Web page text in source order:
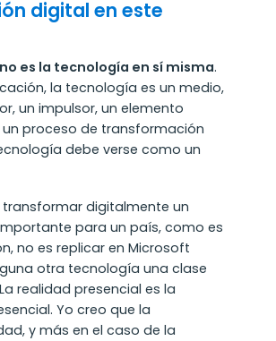
digital en este
es la tecnología en sí misma.
la tecnología es un medio,
un impulsor, un elemento
un proceso de transformación
debe verse como un
transformar digitalmente un
para un país, como es
no es replicar en Microsoft
otra tecnología una clase
realidad presencial es la
Yo creo que la
y más en el caso de la